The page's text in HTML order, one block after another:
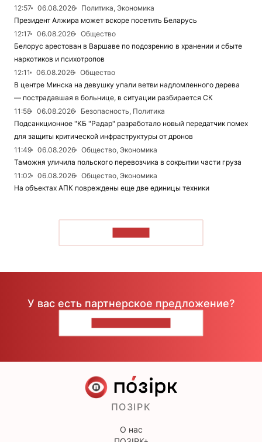
12:57
06.08.2026
Политика, Экономика
Президент Алжира может вскоре посетить Беларусь
12:17
06.08.2026
Общество
Белорус арестован в Варшаве по подозрению в хранении и сбыте
наркотиков и психотропов
12:11
06.08.2026
Общество
В центре Минска на девушку упали ветви надломленного дерева
— пострадавшая в больнице, в ситуации разбирается СК
11:58
06.08.2026
Безопасность, Политика
Подсанкционное "КБ "Радар" разработало новый передатчик помех
для защиты критической инфраструктуры от дронов
11:49
06.08.2026
Общество, Экономика
Таможня уличила польского перевозчика в сокрытии части груза
11:02
06.08.2026
Общество, Экономика
На объектах АПК повреждены еще две единицы техники
У вас есть партнерское предложение?
ПОЗІРК
О нас